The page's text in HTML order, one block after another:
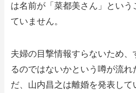
は名前が「菜都美さん」という
ていません。
夫婦の目撃情報すらないため、
るのではないかという噂が流れ
だ、山内昌之は離婚を発表して